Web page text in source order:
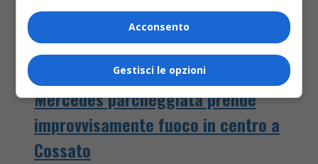
7 anni fa
Mercedes parcheggiata prende
improvvisamente fuoco in centro a
Cossato
Acconsento
Gestisci le opzioni